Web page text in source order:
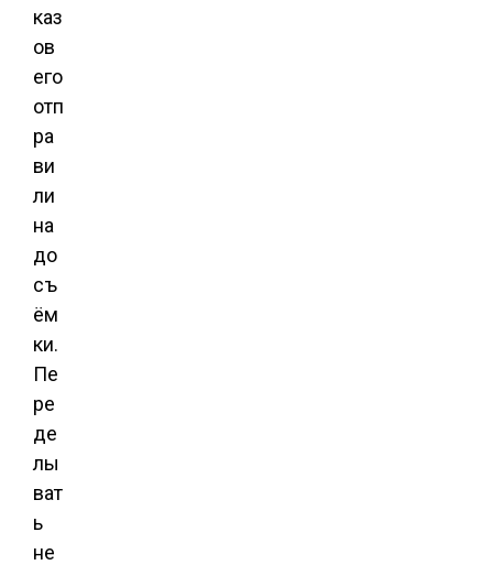
каз
ов
его
отп
ра
ви
ли
на
до
съ
ём
ки.
Пе
ре
де
лы
ват
ь
не